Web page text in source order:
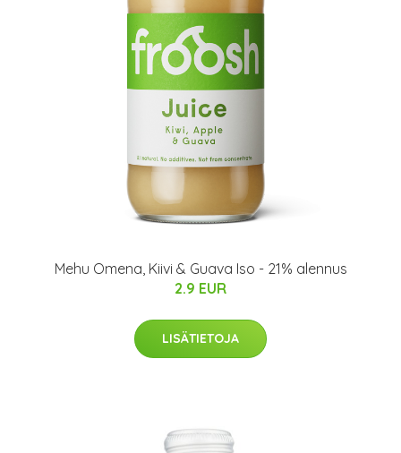
Mehu Omena, Kiivi & Guava Iso - 21% alennus
2.9 EUR
LISÄTIETOJA